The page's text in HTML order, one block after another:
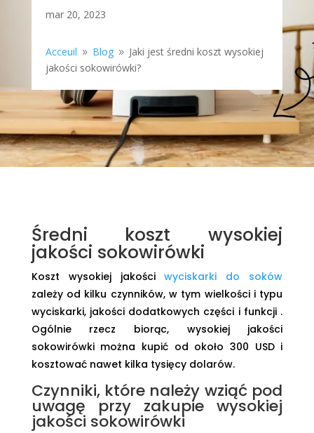
mar 20, 2023
Acceuil 9 Blog 9 Jaki jest średni koszt wysokiej
jakości sokowirówki?
Średni koszt wysokiej
jakości sokowirówki
Koszt wysokiej jakościwyciskarki do soków
zależy od kilku czynników, w tym wielkości i typu
wyciskarki, jakości dodatkowych części i funkcji .
Ogólnie rzecz biorąc, wysokiej jakości
sokowirówki można kupić od około 300 USD i
kosztować nawet kilka tysięcy dolarów.
Czynniki, które należy wziąć pod
uwagę przy zakupie wysokiej
jakości sokowirówki